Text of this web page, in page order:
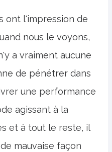
ont l'impression de
nous le voyons,
a vraiment aucune
de pénétrer dans
une performance
agissant à la
et à tout le reste, il
mauvaise façon